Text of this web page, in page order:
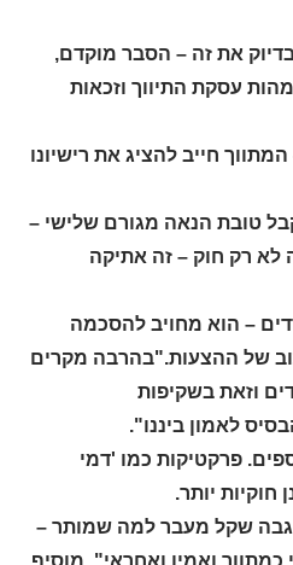
את זה – הסבר מוקדם,
עסקת התיווך וזכאות
חייב להציג את רישיונו
טובת הנאה מגורם שלישי –
לא רק חוק – זה אתיקה
– הוא מחויב להסכמה
של ההצעות."בהרבה מקרים
וזאת בשקיפות
לאמון ביננו".
פרקטיקות כמו 'דמי
חוקיות יותר.
שקל מעבר למה שמותר –
כמתווך ואמין ואחראי", מוסיף